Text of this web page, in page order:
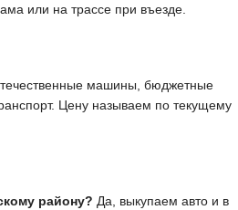
или на трассе при въезде.
машины, бюджетные
Цену называем по текущему
району? Да, выкупаем авто и в